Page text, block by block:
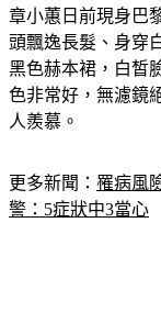
頭飄逸長髮、身穿
黑色赫本裙，白皙
色非常好，無濾鏡
人羨慕。
警：5症狀中3當心